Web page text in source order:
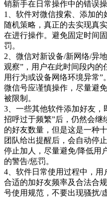
销新手在日常操作中的错误操
1、软件对微信搜索、添加
随机策略，真正的去实现真
在进行操作。避免固定时间
罚。
2、微信对新设备/新网络/异
观察”，用户在此时间段内的
用行为或设备网络环境异常
微信号应谨慎操作，尽量避
被限制。
3、一些其他软件添加好友，
招呼过于频繁”后，仍然会继
的好友数量，但是这是一种
团队给出提醒后，会自动停
停止加人，尽量避免/降低用
的警告/惩罚。
4、软件日常使用过程中，
合适的加好友频率及合法合
号使用规范，不要出现骚扰/